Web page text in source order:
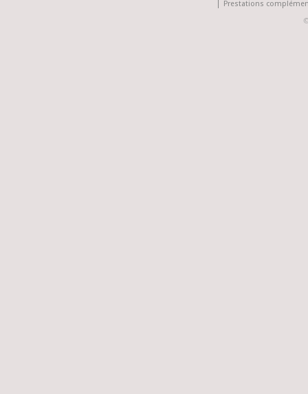
Prestations